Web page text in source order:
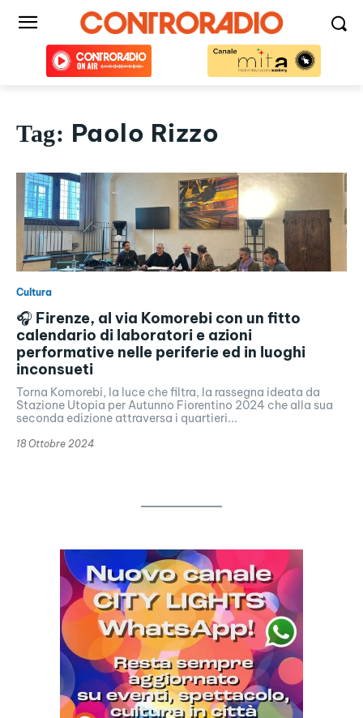
Tag: Paolo Rizzo
Cultura
🎧 Firenze, al via Komorebi con un fitto
calendario di laboratori e azioni
performative nelle periferie ed in luoghi
inconsueti
Torna Komorebi, la luce che filtra, la rassegna ideata da
Stazione Utopia per Autunno Fiorentino 2024 che alla sua
seconda edizione attraversa i quartieri...
18 Ottobre 2024